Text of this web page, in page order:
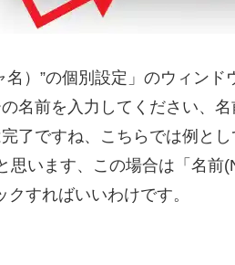
名）”の個別設定」のウィン
名前を入力してください、
了ですね、こちらでは例と
思います、この場合は「名前
クすればいいわけです。